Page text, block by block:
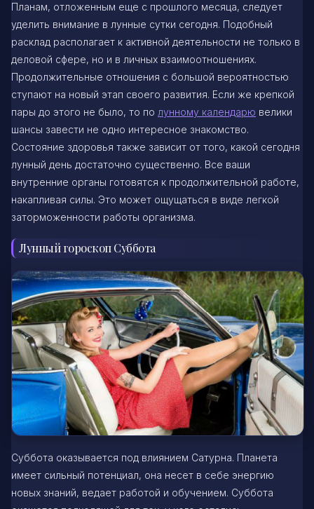
Планам, отложенным еще с прошлого месяца, следует
уделить внимание в лунные сутки сегодня. Подобный
расклад располагает к активной деятельности не только в
деловой сфере, но и в личных взаимоотношениях.
Продолжительные отношения с большой вероятностью
ступают на новый этап своего развития. Если же крепкой
пары до этого не было, то по лунному календарю велики
шансы завести не одно интересное знакомство.
Состояние здоровья также зависит от того, какой сегодня
лунный день достаточно существенно. Все ваши
внутренние органы готовятся к продолжительной работе,
накапливая силы. Это может ощущаться в виде легкой
заторможенности работы организма.
Лунный гороскоп Суббота
Суббота оказывается под влиянием Сатурна. Планета
имеет сильный потенциал, она несет в себе энергию
новых знаний, ведает работой и обучением. Суббота